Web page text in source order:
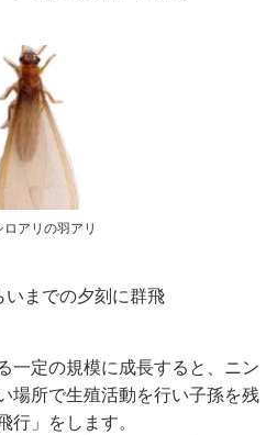
ロアリの羽アリ
までの夕刻に群飛
一定の規模に成長すると、ニン
場所で生殖活動を行い子孫を残
」をします。